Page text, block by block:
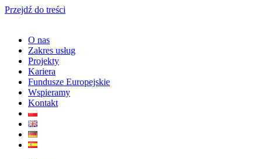
Przejdź do treści
O nas
Zakres usług
Projekty
Kariera
Fundusze Europejskie
Wspieramy
Kontakt